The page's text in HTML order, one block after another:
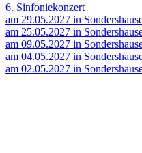
6. Sinfoniekonzert
am 29.05.2027 in
am 25.05.2027 in
am 09.05.2027 in
am 04.05.2027 in
am 02.05.2027 in